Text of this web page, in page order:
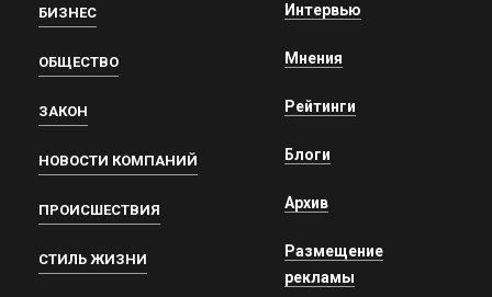
БИЗНЕС
ОБЩЕСТВО
ЗАКОН
НОВОСТИ КОМПАНИЙ
ПРОИСШЕСТВИЯ
СТИЛЬ ЖИЗНИ
Интервью
Мнения
Рейтинги
Блоги
Архив
Размещение
рекламы